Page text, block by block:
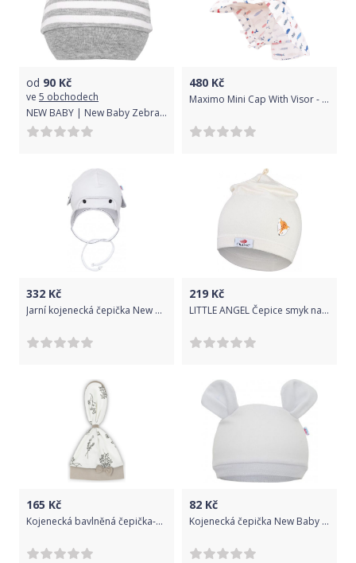
od 90 Kč
ve 5 obchodech
NEW BABY | New Baby Zebra exclusive | Kojenecká bavlněná čepička New Baby Zebra exclusive | Bílá | 80 (9-12m)
480 Kč
Maximo Mini Cap With Visor - weiss-navy-rot-fische 49
332 Kč
Jarní kojenecká čepička New Baby Special One bílá, Bílá, 68 (4-6m)
219 Kč
LITTLE ANGEL Čepice smyk natahovací LIŠKA Outlast® 36-38 cm bílá káva
165 Kč
Kojenecká bavlněná čepička-šátek Nicol Ella bílá
82 Kč
Kojenecká čepička New Baby Mouse bílá, Bílá, 56/62